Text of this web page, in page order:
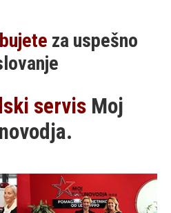
za uspešno
servis Moj